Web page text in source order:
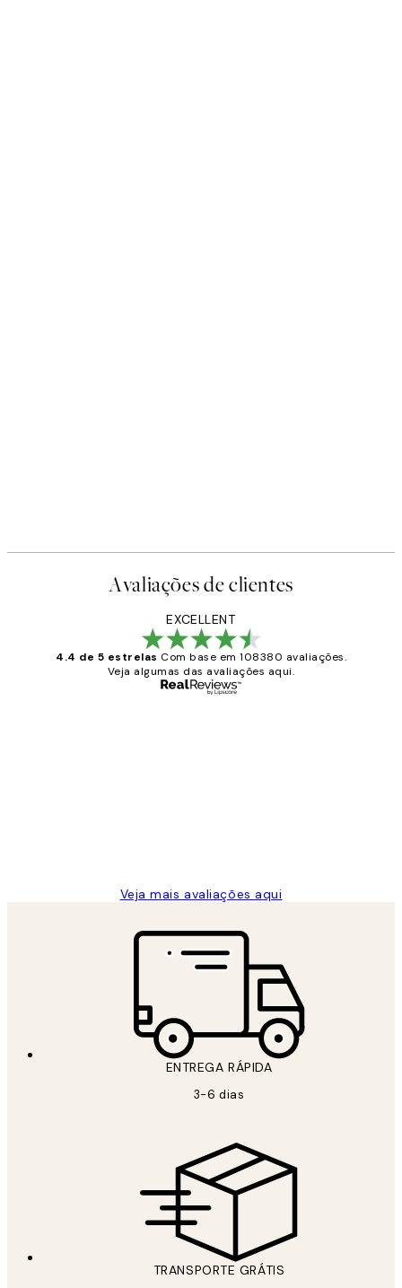
Avaliações de clientes
EXCELLENT
4.4 de 5 estrelas Com base em 108380 avaliações.
Veja algumas das avaliações aqui.
Veja mais avaliações aqui
ENTREGA RÁPIDA
3-6 dias
TRANSPORTE GRÁTIS